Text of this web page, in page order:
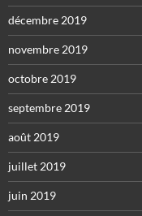
décembre 2019
novembre 2019
octobre 2019
septembre 2019
août 2019
juillet 2019
juin 2019